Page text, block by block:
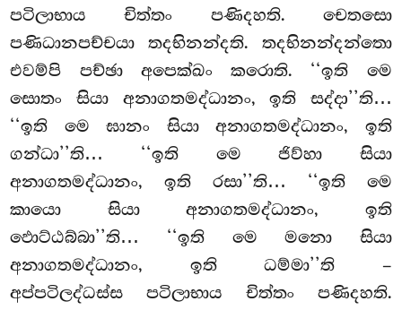
පටිලාභාය චිත්තං පණිදහති. චෙතසො
පණිධානපච්චයා තදභිනන්දති. තදභිනන්දන්තො
එවම්පි පච්ඡා අපෙක්ඛං කරොති. ‘‘ඉති මෙ
සොතං සියා අනාගතමද්ධානං, ඉති සද්දා’’ති…
‘‘ඉති මෙ ඝානං සියා අනාගතමද්ධානං, ඉති
ගන්ධා’’ති… ‘‘ඉති මෙ ජිව්හා සියා
අනාගතමද්ධානං, ඉති රසා’’ති… ‘‘ඉති මෙ
කායො සියා අනාගතමද්ධානං, ඉති
ඵොට්ඨබ්බා’’ති… ‘‘ඉති මෙ මනො සියා
අනාගතමද්ධානං, ඉති ධම්මා’’ති –
අප්පටිලද්ධස්ස පටිලාභාය චිත්තං පණිදහති.